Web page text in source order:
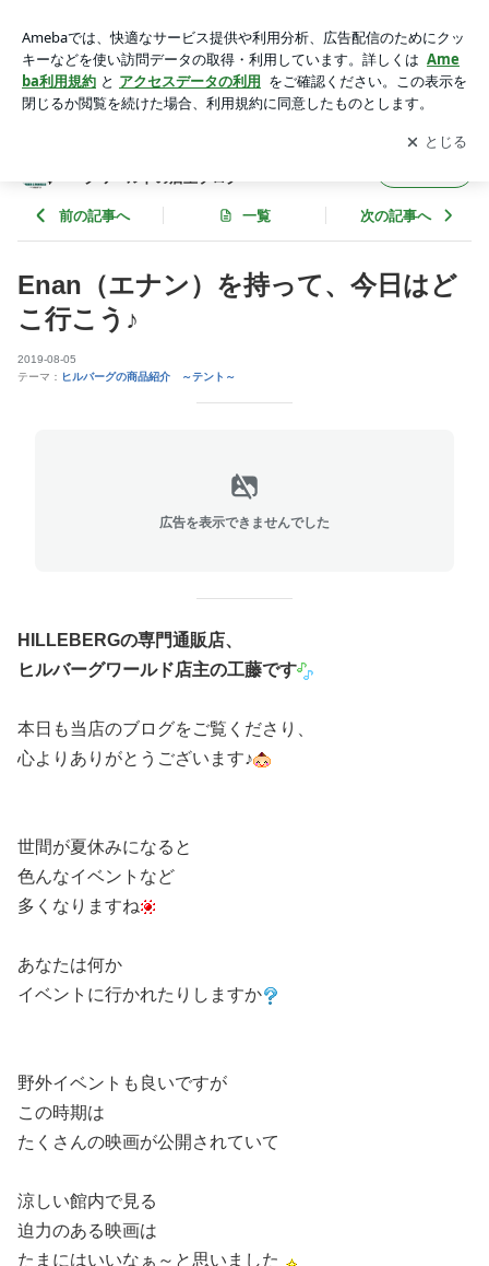
LLEBERG) 通販店舗 ヒルバーグワールドの店主ブログ
アプリをダウンロードして ブログの更新通知
を受け取りまし
ょう。
開く
ーグワールドの店主ブログ
前の記事へ 一覧 次の記事へ
Enan（エナン）を持って、今日はど
こ行こう♪
2019-08-05
テーマ： ヒルバーグの商品紹介 ～テント～
広告を表示できませんでした
HILLEBERGの専門通販店、
ヒルバーグワールド店主の工藤です
本日も当店のブログをご覧くださり、
心よりありがとうございます♪
世間が夏休みになると
色んなイベントなど
多くなりますね
あなたは何か
イベントに行かれたりしますか
野外イベントも良いですが
この時期は
たくさんの映画が公開されていて
涼しい館内で見る
迫力のある映画は
たまにはいいなぁ～と思いました